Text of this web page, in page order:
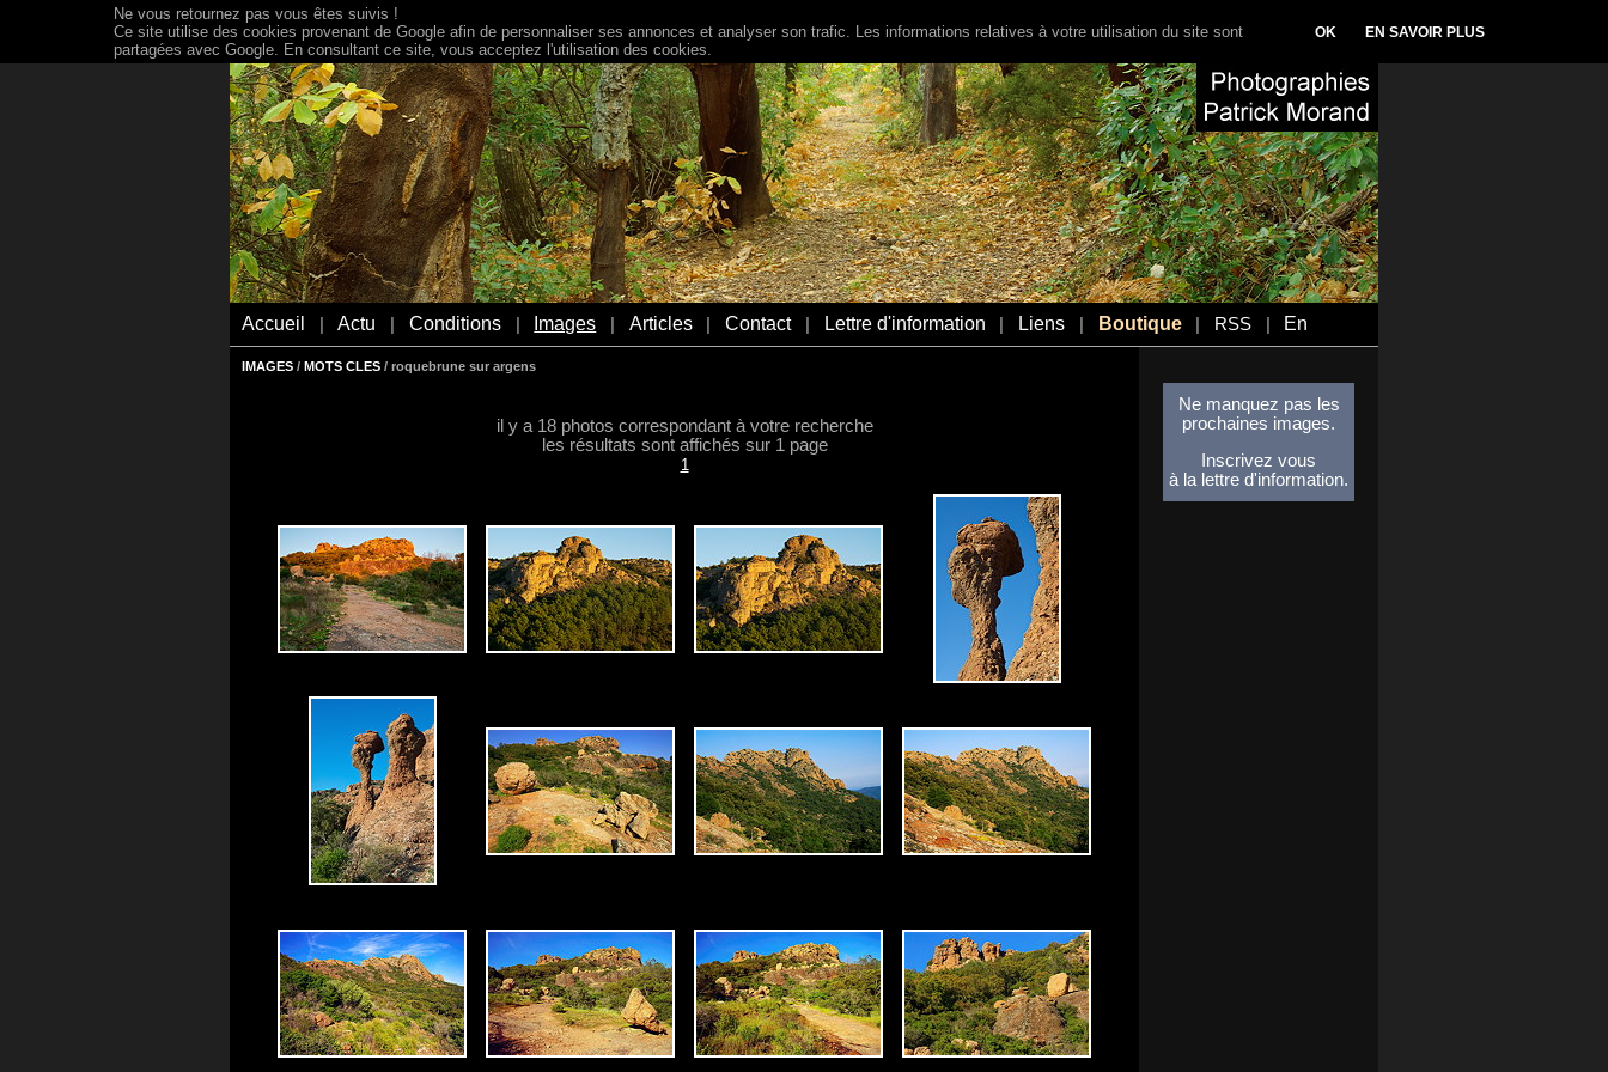
Accueil Actu Conditions Images Articles Contact Lettre d'information Liens Boutique RSS En
IMAGES / MOTS CLES / roquebrune sur argens
il y a 18 photos correspondant à votre recherche
les résultats sont affichés sur 1 page
1
Ne manquez pas les
prochaines images.
Inscrivez vous
à la lettre d'information.
Ne vous retournez pas vous êtes suivis !
Ce site utilise des cookies provenant de Google afin de personnaliser ses annonces et analyser son trafic. Les informations relatives à votre utilisation du site sont
partagées avec Google. En consultant ce site, vous acceptez l'utilisation des cookies.
OK EN SAVOIR PLUS